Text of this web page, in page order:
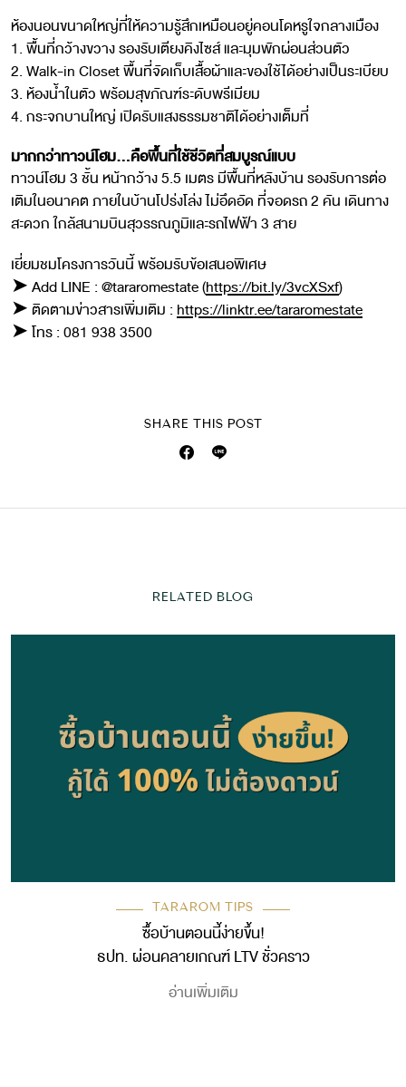
ห้องนอนขนาดใหญ่ที่ให้ความรู้สึกเหมือนอยู่คอนโดหรูใจกลางเมือง
1. พื้นที่กว้างขวาง รองรับเตียงคิงไซส์ และมุมพักผ่อนส่วนตัว
2. Walk-in Closet พื้นที่จัดเก็บเสื้อผ้าและของใช้ได้อย่างเป็นระเบียบ
3. ห้องน้ำในตัว พร้อมสุขภัณฑ์ระดับพรีเมียม
4. กระจกบานใหญ่ เปิดรับแสงธรรมชาติได้อย่างเต็มที่
มากกว่าทาวน์โฮม…คือพื้นที่ใช้ชีวิตที่สมบูรณ์แบบ
ทาวน์โฮม 3 ชั้น หน้ากว้าง 5.5 เมตร มีพื้นที่หลังบ้าน รองรับการต่อ
เติมในอนาคต ภายในบ้านโปร่งโล่ง ไม่อึดอัด ที่จอดรถ 2 คัน เดินทาง
สะดวก ใกล้สนามบินสุวรรณภูมิและรถไฟฟ้า 3 สาย
เยี่ยมชมโครงการวันนี้ พร้อมรับข้อเสนอพิเศษ
➤ Add LINE : @tararomestate (https://bit.ly/3vcXSxf)
➤ ติดตามข่าวสารเพิ่มเติม : https://linktr.ee/tararomestate
➤ โทร : 081 938 3500
SHARE THIS POST
RELATED BLOG
TARAROM TIPS
ซื้อบ้านตอนนี้ง่ายขึ้น!
ธปท. ผ่อนคลายเกณฑ์ LTV ชั่วคราว
อ่านเพิ่มเติม